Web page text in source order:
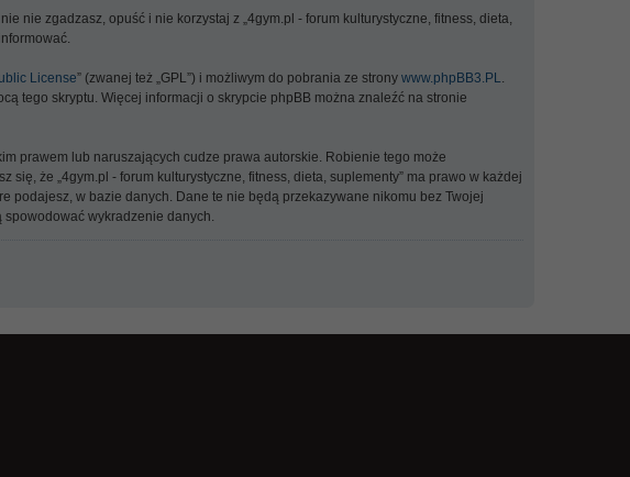
nie zgadzasz, opuść i nie korzystaj z „4gym.pl - forum kulturystyczne, fitness, dieta,
License” (zwanej też „GPL”) i możliwym do pobrania ze strony www.phpBB3.PL.
tego skryptu. Więcej informacji o skrypcie phpBB można znaleźć na stronie
prawem lub naruszających cudze prawa autorskie. Robienie tego może
że „4gym.pl - forum kulturystyczne, fitness, dieta, suplementy” ma prawo w każdej
podajesz, w bazie danych. Dane te nie będą przekazywane nikomu bez Twojej
spowodować wykradzenie danych.